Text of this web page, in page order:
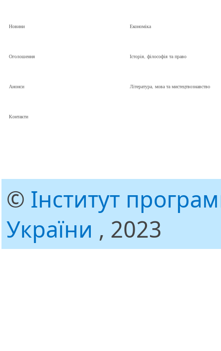
Новини
Оголошення
Анонси
Контакти
Економіка
Історія, філософія та право
Література, мова та мистецтвознавство
© Інститут
України , 2023